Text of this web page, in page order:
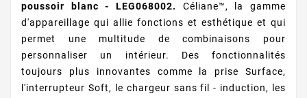
poussoir blanc - LEG068002. Céliane™, la gamme
d'appareillage qui allie fonctions et esthétique et qui
permet une multitude de combinaisons pour
personnaliser un intérieur. Des fonctionnalités
toujours plus innovantes comme la prise Surface,
l'interrupteur Soft, le chargeur sans fil - induction, les